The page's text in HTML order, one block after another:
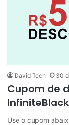
David Tech 30
Cupom de
Use o cupom